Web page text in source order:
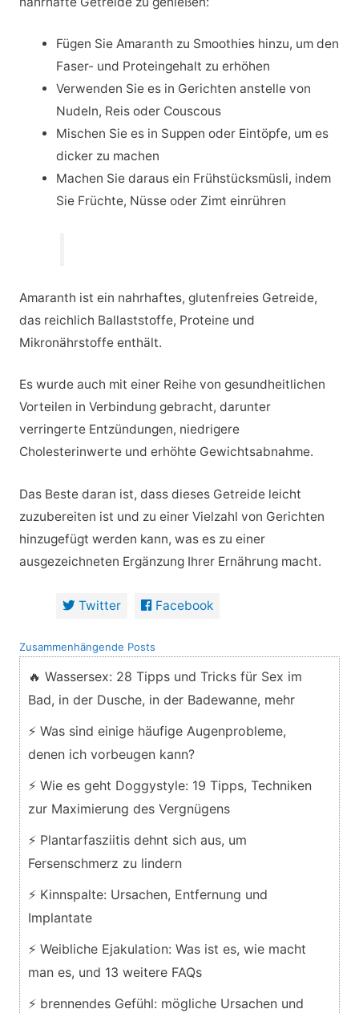
Fügen Sie Amaranth zu Smoothies hinzu, um den
Faser- und Proteingehalt zu erhöhen
Verwenden Sie es in Gerichten anstelle von
Nudeln, Reis oder Couscous
Mischen Sie es in Suppen oder Eintöpfe, um es
dicker zu machen
Machen Sie daraus ein Frühstücksmüsli, indem
Sie Früchte, Nüsse oder Zimt einrühren
Amaranth ist ein nahrhaftes, glutenfreies Getreide,
das reichlich Ballaststoffe, Proteine und
Mikronährstoffe enthält.
Es wurde auch mit einer Reihe von gesundheitlichen
Vorteilen in Verbindung gebracht, darunter
verringerte Entzündungen, niedrigere
Cholesterinwerte und erhöhte Gewichtsabnahme.
Das Beste daran ist, dass dieses Getreide leicht
zuzubereiten ist und zu einer Vielzahl von Gerichten
hinzugefügt werden kann, was es zu einer
ausgezeichneten Ergänzung Ihrer Ernährung macht.
Twitter Facebook
Zusammenhängende Posts
🔥 Wassersex: 28 Tipps und Tricks für Sex im
Bad, in der Dusche, in der Badewanne, mehr
⚡ Was sind einige häufige Augenprobleme,
denen ich vorbeugen kann?
⚡ Wie es geht Doggystyle: 19 Tipps, Techniken
zur Maximierung des Vergnügens
⚡ Plantarfasziitis dehnt sich aus, um
Fersenschmerz zu lindern
⚡ Kinnspalte: Ursachen, Entfernung und
Implantate
⚡ Weibliche Ejakulation: Was ist es, wie macht
man es, und 13 weitere FAQs
⚡ brennendes Gefühl: mögliche Ursachen und